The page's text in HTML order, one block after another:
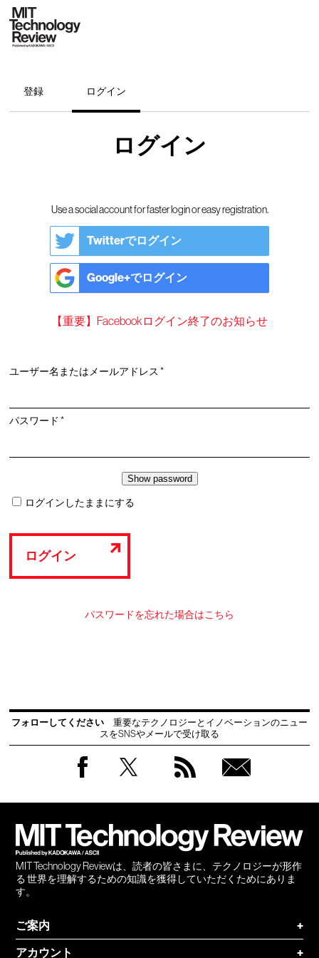
登録 ログイン
ログイン
Use a social account for faster login or easy registration.
Twitterでログイン
Google+でログイン
【重要】Facebookログイン終了のお知らせ
ユーザー名またはメールアドレス*必
パスワード*必
ログインしたままにする
ログイン
パスワードを忘れた場合はこちら
フォローしてください
重要なテクノロジーとイノベーションのニュー
スをSNSやメールで受け取る
MIT Technology Reviewは、読者の皆さまに、テクノロジーが形作
る 世界を理解するための知識を獲得していただくためにありま
す。
ご案内
+
アカウント
+